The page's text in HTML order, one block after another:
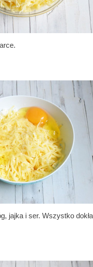
jajka i ser. Wszystko